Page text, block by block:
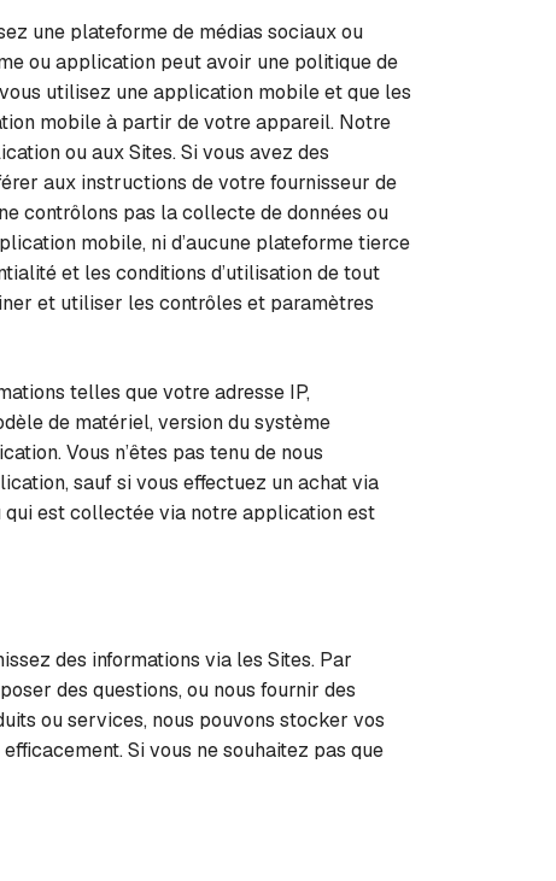
une plateforme de médias sociaux ou
ou application peut avoir une politique de
utilisez une application mobile et que les
mobile à partir de votre appareil. Notre
ou aux Sites. Si vous avez des
aux instructions de votre fournisseur de
contrôlons pas la collecte de données ou
mobile, ni d’aucune plateforme tierce
et les conditions d’utilisation de tout
et utiliser les contrôles et paramètres
telles que votre adresse IP,
de matériel, version du système
Vous n’êtes pas tenu de nous
sauf si vous effectuez un achat via
qui est collectée via notre application est
des informations via les Sites. Par
des questions, ou nous fournir des
ou services, nous pouvons stocker vos
Si vous ne souhaitez pas que